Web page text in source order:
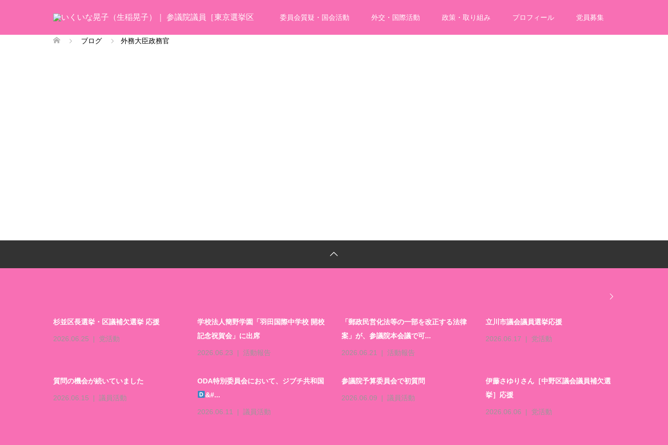
委員会質疑・国会活動 外交・国際活動 政策・取り組み プロフィール 党員募集
ブログ 外務大臣政務官
杉並区長選挙・区議補欠選挙 応援
2026.06.25 党活動
学校法人簡野学園「羽田国際中学校 開校
記念祝賀会」に出席
2026.06.23 活動報告
「郵政民営化法等の一部を改正する法律
案」が、参議院本会議で可...
2026.06.21 活動報告
立川市議会議員選挙応援
2026.06.17 党活動
質問の機会が続いていました
2026.06.15 議員活動
ODA特別委員会において、ジブチ共和国
&#...
2026.06.11 議員活動
参議院予算委員会で初質問
2026.06.09 議員活動
伊藤さゆりさん［中野区議会議員補欠選
挙］応援
2026.06.06 党活動